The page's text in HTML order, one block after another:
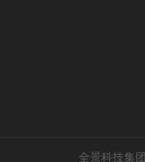
全景科技集团